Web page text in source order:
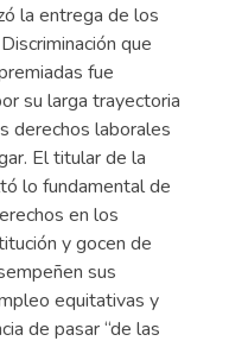
la entrega de los
que
fue
su larga trayectoria
derechos laborales
El titular de la
lo fundamental de
en los
y gocen de
sus
equitativas y
de pasar “de las